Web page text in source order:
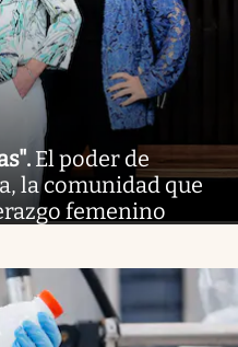
. El poder de
la comunidad que
femenino